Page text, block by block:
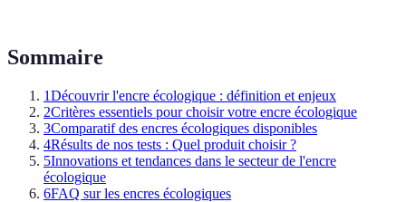
Sommaire
1Découvrir l'encre écologique : définition et enjeux
2Critères essentiels pour choisir votre encre écologique
3Comparatif des encres écologiques disponibles
4Résults de nos tests : Quel produit choisir ?
5Innovations et tendances dans le secteur de l'encre
écologique
6FAQ sur les encres écologiques